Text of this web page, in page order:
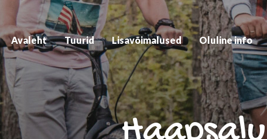
Avaleht Tuurid Lisavõimalused Oluline info